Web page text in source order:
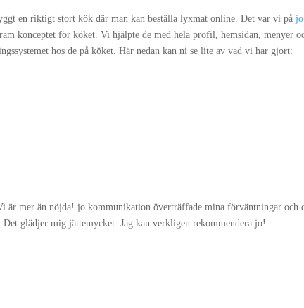
en riktigt stort kök där man kan beställa lyxmat online. Det var vi på
konceptet för köket. Vi hjälpte de med hela profil, hemsidan, menyer
hos de på köket. Här nedan kan ni se lite av vad vi har gjort:
mer än nöjda! jo kommunikation överträffade mina förväntningar och
glädjer mig jättemycket. Jag kan verkligen rekommendera jo!